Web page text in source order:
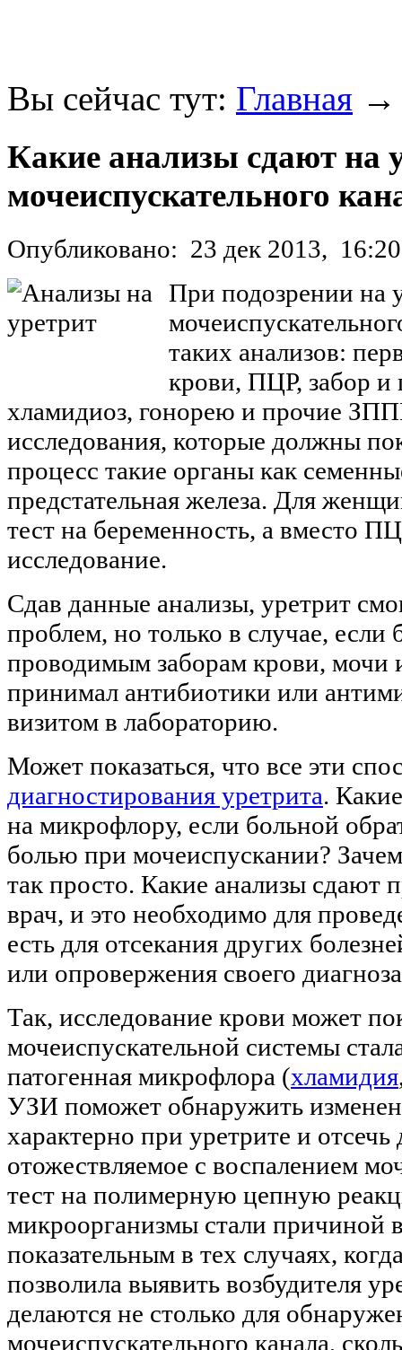
Вы сейчас тут: Главная
Какие анализы сдают на
мочеиспускательного
Опубликовано: 23 дек 2013, 16:20
При подозрении на
таких анализов:
крови, ПЦР, забор и
хламидиоз, гонорею и прочие
исследования, которые должны
процесс такие органы как
предстательная железа. Для
тест на беременность, а вместо
исследование.
Сдав данные анализы, уретрит
проблем, но только в случае,
проводимым заборам крови, мочи
принимал антибиотики или
визитом в лабораторию.
Может показаться, что все эти
диагностирования уретрита.
на микрофлору, если больной
болью при мочеиспускании?
так просто. Какие анализы сдают
врач, и это необходимо для
есть для отсекания других
или опровержения своего
Так, исследование крови может
мочеиспускательной системы
патогенная микрофлора (хламидия
УЗИ поможет обнаружить
характерно при уретрите и отсечь
отожествляемое с воспалением
тест на полимерную цепную
микроорганизмы стали причиной
показательным в тех случаях,
позволила выявить возбудителя
делаются не столько для
мочеиспускательного канала,